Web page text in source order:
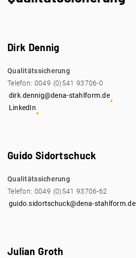
Dirk Dennig
Qualitätssicherung
Telefon: 0049 (0)541 93706-0
dirk.dennig@dena-stahlform.de
LinkedIn
Guido Sidortschuck
Qualitätssicherung
Telefon: 0049 (0)541 93706-62
guido.sidortschuck@dena-stahlform.de
Julian Groth